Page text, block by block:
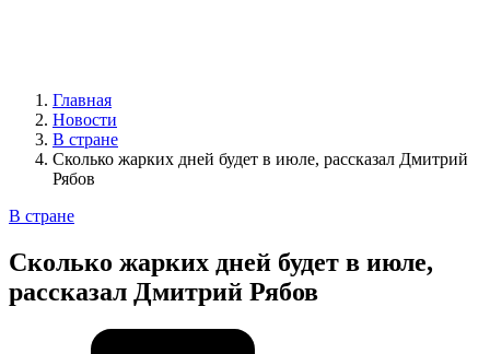
Главная
Новости
В стране
Сколько жарких дней будет в июле, рассказал Дмитрий
Рябов
В стране
Сколько жарких дней будет в июле,
рассказал Дмитрий Рябов